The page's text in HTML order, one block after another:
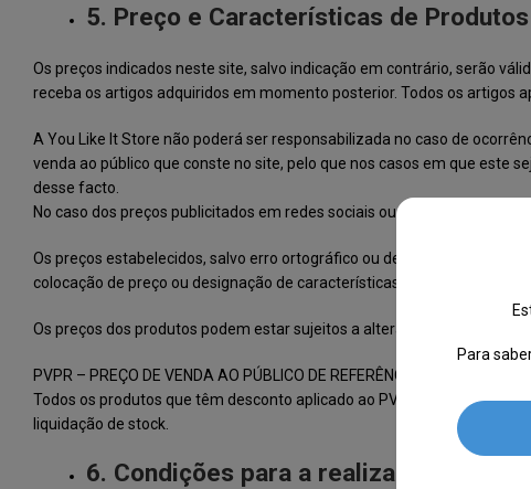
5. Preço e Características de Produtos
Os preços indicados neste site, salvo indicação em contrário, serão
receba os artigos adquiridos em momento posterior. Todos os artigos
A You Like It Store não poderá ser responsabilizada no caso de
venda ao público que conste no site, pelo que nos casos em que este
desse facto.
No caso dos preços publicitados em redes sociais ou newsletter, por
Os preços estabelecidos, salvo erro ortográfico ou de publicação,
colocação de preço ou designação de características, tamanhos,
Os preços dos produtos podem estar sujeitos a alteração sem aviso
PVPR – PREÇO DE VENDA AO PÚBLICO DE REFERÊNCIA
Todos os produtos que têm desconto aplicado ao PVPR (preço de
liquidação de stock.
6. Condições para a realização da venda
Para